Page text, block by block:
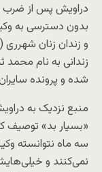
دراویش پس از ضرب
بدون دسترسی به
و زندان زنان
زندانی به نام
شده و پرونده
منبع نزدیک به
«بسیار بد» توصیف
سه ماه نتوانسته
نمی‌کنند و